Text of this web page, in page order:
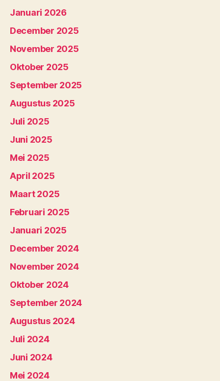
Januari 2026
December 2025
November 2025
Oktober 2025
September 2025
Augustus 2025
Juli 2025
Juni 2025
Mei 2025
April 2025
Maart 2025
Februari 2025
Januari 2025
December 2024
November 2024
Oktober 2024
September 2024
Augustus 2024
Juli 2024
Juni 2024
Mei 2024